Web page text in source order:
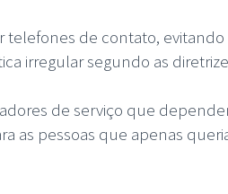
telefones de contato,
irregular segundo as
de serviço que
pessoas que apenas